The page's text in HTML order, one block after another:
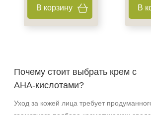
В корзину В
Почему стоит выбрать крем с
AHA‑кислотами?
Уход за кожей лица требует